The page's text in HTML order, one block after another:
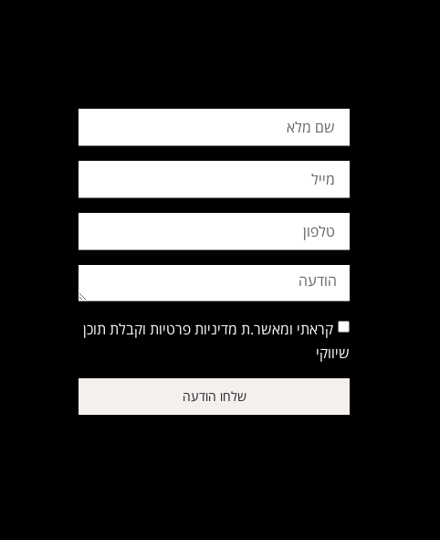
קראתי ומאשר.ת מדיניות פרטיות וקבלת תוכן
שיווקי
שלחו הודעה